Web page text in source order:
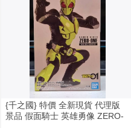
{千之國} 特價 全新現貨 代理版
景品 假面騎士 英雄勇像 ZERO-